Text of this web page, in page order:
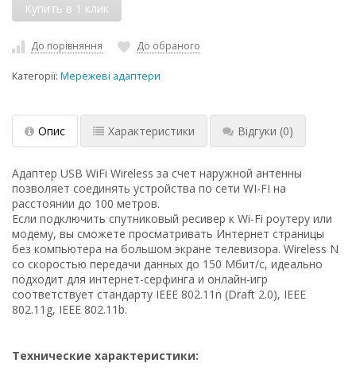
До порівняння До обраного
Категорії: Мережеві адаптери
Опис Характеристики Відгуки (0)
Адаптер USB WiFi Wireless за счет наружной антенны
позволяет соединять устройства по сети WI-FI на
расстоянии до 100 метров.
Если подключить спутниковый ресивер к Wi-Fi роутеру или
модему, вы сможете просматривать Интернет страницы
без компьютера на большом экране телевизора. Wireless N
со скоростью передачи данных до 150 Мбит/с, идеально
подходит для интернет-серфинга и онлайн-игр
соответствует стандарту IEEE 802.11n (Draft 2.0), IEEE
802.11g, IEEE 802.11b.
Технические характеристики: